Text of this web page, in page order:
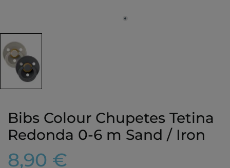
Bibs Colour Chupetes Tetina
Redonda 0-6 m Sand / Iron
8,90 €